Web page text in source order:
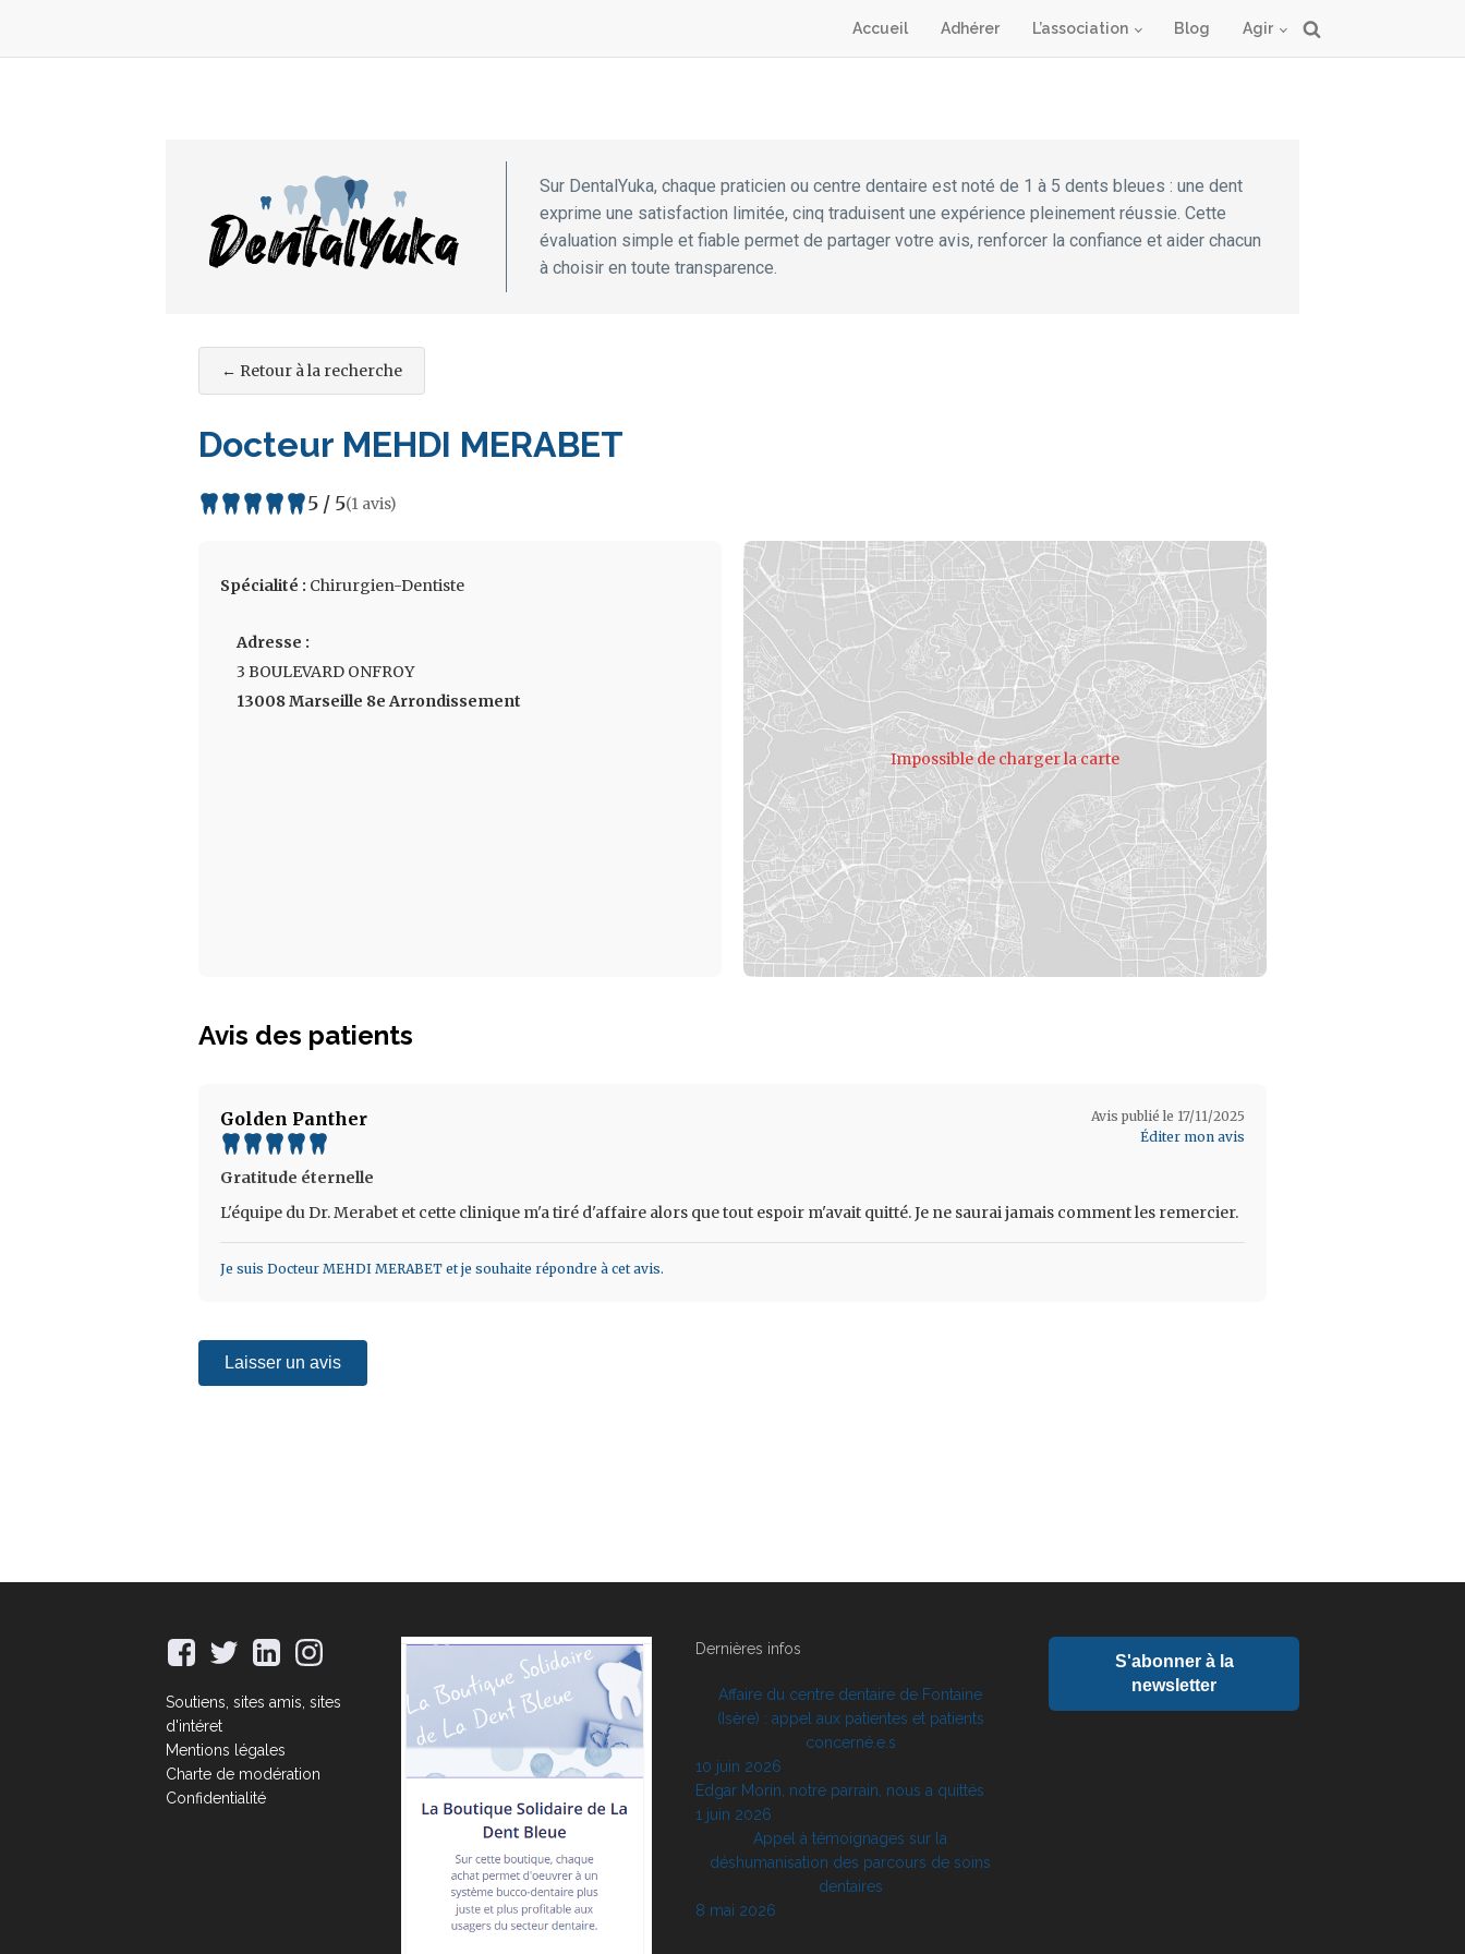
Accueil Adhérer L’association Blog Agir
Sur DentalYuka, chaque praticien ou centre dentaire est noté de 1 à 5 dents bleues : une dent
exprime une satisfaction limitée, cinq traduisent une expérience pleinement réussie. Cette
évaluation simple et fiable permet de partager votre avis, renforcer la confiance et aider chacun
à choisir en toute transparence.
← Retour à la recherche
Docteur MEHDI MERABET
5 / 5(1 avis)
Spécialité : Chirurgien-Dentiste
Adresse :
3 BOULEVARD ONFROY
13008 Marseille 8e Arrondissement
Impossible de charger la carte
Avis des patients
Golden Panther
Avis publié le 17/11/2025
Éditer mon avis
Gratitude éternelle
L'équipe du Dr. Merabet et cette clinique m'a tiré d'affaire alors que tout espoir m'avait quitté. Je ne saurai jamais comment les remercier.
Je suis Docteur MEHDI MERABET et je souhaite répondre à cet avis.
Laisser un avis
Soutiens, sites amis, sites
d'intéret
Mentions légales
Charte de modération
Confidentialité
Dernières infos
Affaire du centre dentaire de Fontaine
(Isère) : appel aux patientes et patients
concerné.e.s
10 juin 2026
Edgar Morin, notre parrain, nous a quittés
1 juin 2026
Appel à témoignages sur la
déshumanisation des parcours de soins
dentaires
8 mai 2026
S'abonner à la
newsletter